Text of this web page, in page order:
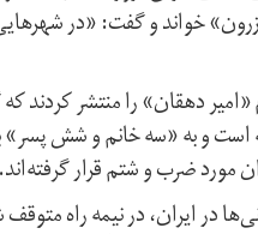
خواند و گفت: «در
طلبه به نام «امیر دهقان» را
و به «سه خانم و شش
ضرب و شتم قرار گرفته‌اند.
در ایران، در نیمه راه